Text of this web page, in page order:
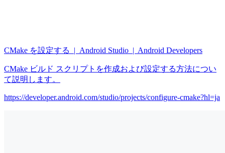
CMake を設定する | Android Studio | Android Developers
CMake ビルド スクリプトを作成および設定する方法につい
て説明します。
https://developer.android.com/studio/projects/configure-cmake?hl=ja